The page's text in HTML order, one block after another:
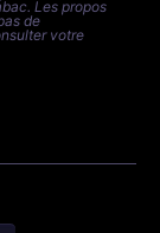
Les propos
de
votre